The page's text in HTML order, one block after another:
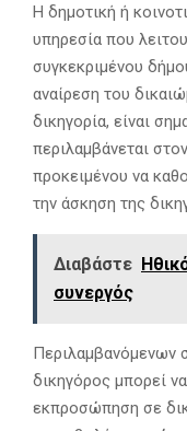
Η δημοτική ή
υπηρεσία που
συγκεκριμένου
αναίρεση του
δικηγορία, είναι
περιλαμβάνεται
προκειμένου να
την άσκηση της
Διαβάστε
συνεργός
Περιλαμβανόμενων
δικηγόρος μπορεί
εκπροσώπηση σε